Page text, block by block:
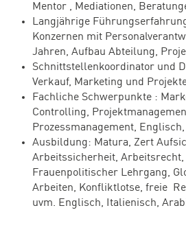
Mentor , Mediationen,
Langjährige
Konzernen mit
Jahren, Aufbau Abteilung,
Schnittstellenkoordinator und
Verkauf, Marketing und
Fachliche Schwerpunkte :
Controlling,
Prozessmanagement,
Ausbildung: Matura, Zert
Arbeitssicherheit, Arbeitsrecht,
Frauenpolitischer Lehrgang,
Arbeiten, Konfliktlotse, freie
uvm. Englisch, Italienisch,